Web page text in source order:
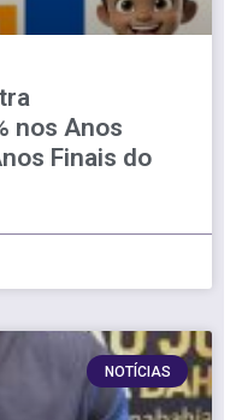
nos Anos
Finais do
NOTÍCIAS